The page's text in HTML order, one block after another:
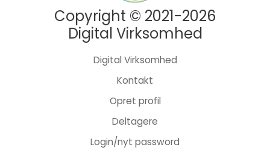
Copyright © 2021-2026
Digital Virksomhed
Digital Virksomhed
Kontakt
Opret profil
Deltagere
Login/nyt password